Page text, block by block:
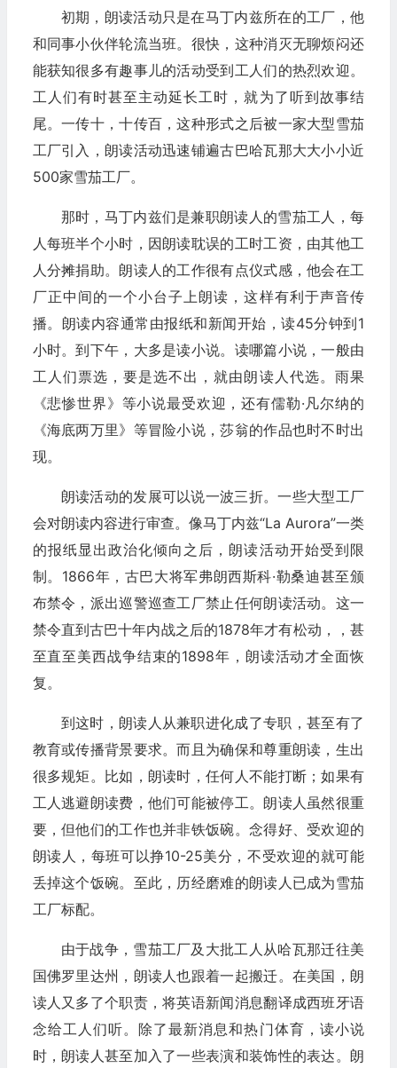
初期，朗读活动只是在马丁内兹所在的工厂，他
和同事小伙伴轮流当班。很快，这种消灭无聊烦闷还
能获知很多有趣事儿的活动受到工人们的热烈欢迎。
工人们有时甚至主动延长工时，就为了听到故事结
尾。一传十，十传百，这种形式之后被一家大型雪茄
工厂引入，朗读活动迅速铺遍古巴哈瓦那大大小小近
500家雪茄工厂。
那时，马丁内兹们是兼职朗读人的雪茄工人，每
人每班半个小时，因朗读耽误的工时工资，由其他工
人分摊捐助。朗读人的工作很有点仪式感，他会在工
厂正中间的一个小台子上朗读，这样有利于声音传
播。朗读内容通常由报纸和新闻开始，读45分钟到1
小时。到下午，大多是读小说。读哪篇小说，一般由
工人们票选，要是选不出，就由朗读人代选。雨果
《悲惨世界》等小说最受欢迎，还有儒勒·凡尔纳的
《海底两万里》等冒险小说，莎翁的作品也时不时出
现。
朗读活动的发展可以说一波三折。一些大型工厂
会对朗读内容进行审查。像马丁内兹“La Aurora”一类
的报纸显出政治化倾向之后，朗读活动开始受到限
制。1866年，古巴大将军弗朗西斯科·勒桑迪甚至颁
布禁令，派出巡警巡查工厂禁止任何朗读活动。这一
禁令直到古巴十年内战之后的1878年才有松动，，甚
至直至美西战争结束的1898年，朗读活动才全面恢
复。
到这时，朗读人从兼职进化成了专职，甚至有了
教育或传播背景要求。而且为确保和尊重朗读，生出
很多规矩。比如，朗读时，任何人不能打断；如果有
工人逃避朗读费，他们可能被停工。朗读人虽然很重
要，但他们的工作也并非铁饭碗。念得好、受欢迎的
朗读人，每班可以挣10-25美分，不受欢迎的就可能
丢掉这个饭碗。至此，历经磨难的朗读人已成为雪茄
工厂标配。
由于战争，雪茄工厂及大批工人从哈瓦那迁往美
国佛罗里达州，朗读人也跟着一起搬迁。在美国，朗
读人又多了个职责，将英语新闻消息翻译成西班牙语
念给工人们听。除了最新消息和热门体育，读小说
时，朗读人甚至加入了一些表演和装饰性的表达。朗